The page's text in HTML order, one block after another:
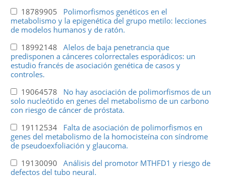
18789905 Polimorfismos genéticos en el
metabolismo y la epigenética del grupo metilo: lecciones
de modelos humanos y de ratón.
18992148 Alelos de baja penetrancia que
predisponen a cánceres colorrectales esporádicos: un
estudio francés de asociación genética de casos y
controles.
19064578 No hay asociación de polimorfismos de un
solo nucleótido en genes del metabolismo de un carbono
con riesgo de cáncer de próstata.
19112534 Falta de asociación de polimorfismos en
genes del metabolismo de la homocisteína con síndrome
de pseudoexfoliación y glaucoma.
19130090 Análisis del promotor MTHFD1 y riesgo de
defectos del tubo neural.